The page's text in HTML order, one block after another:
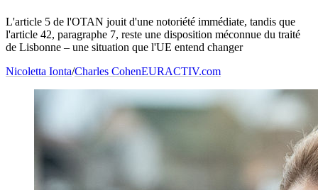
L'article 5 de l'OTAN jouit d'une notoriété immédiate, tandis que
l'article 42, paragraphe 7, reste une disposition méconnue du traité
de Lisbonne – une situation que l'UE entend changer
Nicoletta Ionta/Charles CohenEURACTIV.com